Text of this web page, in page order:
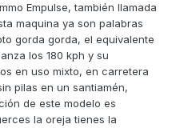
Empulse, también llamada
maquina ya son palabras
gorda gorda, el equivalente
los 180 kph y su
en uso mixto, en carretera
pilas en un santiamén,
de este modelo es
la oreja tienes la